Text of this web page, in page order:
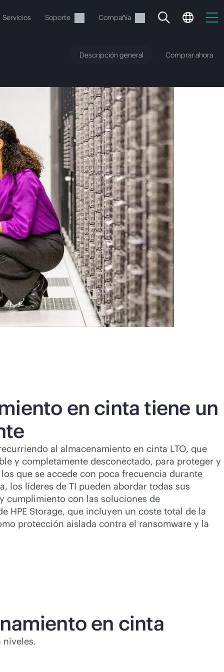
Servicios Soporte Compañía
realizar el pedido.
Descripción general Comprar ahora
en cinta tiene un
al almacenamiento en cinta LTO, que
y completamente desconectado, para proteger y
que se accede con poca frecuencia durante
los líderes de TI pueden abordar todas sus
cumplimiento con las soluciones de
HPE Storage, que incluyen un coste total de la
protección aislada contra el ransomware y la
en cinta
niveles.